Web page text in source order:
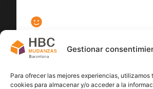
Gestionar
Para ofrecer las mejores experiencias, utilizamos
cookies para almacenar y/o acceder a la
100